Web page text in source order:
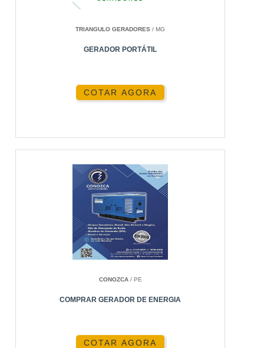
ESCOLHA DO EQUIPAMENTO
gerador de energia 200 Kvaou outro modelo.
TIPOS DE GERADORES
DISPONÍVEIS PARA LOCAÇÃO
A diversidade de geradores disponíveis é um dos
grandes diferenciais. NaEnergia24Horas
Ideais para eventos menores ou uso residencial, os
TRIANGULO GERADORES / MG
GERADOR PORTÁTIL
COTAR AGORA
CONOZCA/ PE
COMPRAR GERADOR DE ENERGIA
COTAR AGORA